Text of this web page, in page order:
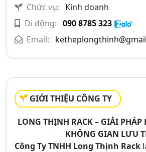
Chức vụ:
Kinh doanh
Di động: 090 8785 323
Email:
GIỚI THIỆU CÔNG TY
LONG THỊNH RACK – GIẢI PHÁP
KHÔNG GIAN LƯU
Công Ty TNHH Long Thịnh Rack